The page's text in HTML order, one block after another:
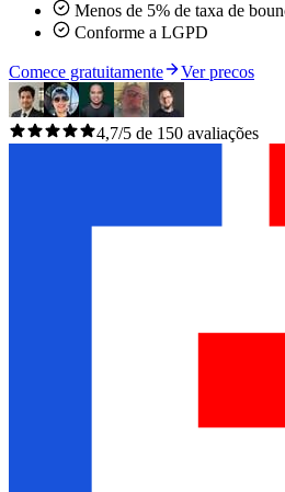
Menos de 5% de taxa de
Conforme a LGPD
Comece gratuitamente Ver precos
4,7/5 de 150 avaliações